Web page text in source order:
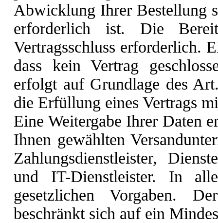
Abwicklung Ihrer Bestellung
erforderlich ist. Die
Vertragsschluss erforderlich.
dass kein Vertrag
erfolgt auf Grundlage des
die Erfüllung eines Vertrags
Eine Weitergabe Ihrer Daten
Ihnen gewählten
Zahlungsdienstleister,
und IT-Dienstleister. In
gesetzlichen Vorgaben.
beschränkt sich auf ein